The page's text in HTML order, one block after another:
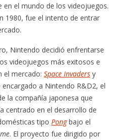
en el mundo de los videojuegos.
1980, fue el intento de entrar
Nintendo decidió enfrentarse
videojuegos más exitosos e
el mercado:Space Invaders y
encargado a Nintendo R&D2, el
la compañía japonesa que
centrado en el desarrollo de
tipo Pongbajo el
. El proyecto fue dirigido por